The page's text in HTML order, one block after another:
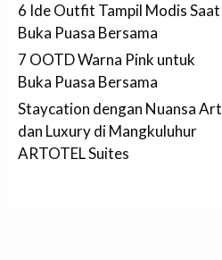
6 Ide Outfit Tampil Modis Saat
Buka Puasa Bersama
7 OOTD Warna Pink untuk
Buka Puasa Bersama
Staycation dengan Nuansa Art
dan Luxury di Mangkuluhur
ARTOTEL Suites